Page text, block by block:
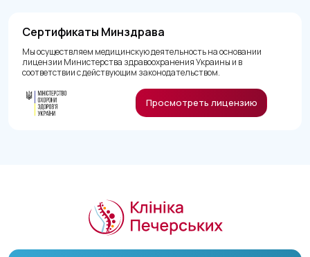
Сертификаты Минздрава
Мы осуществляем медицинскую деятельность на основании
лицензии Министерства здравоохранения Украины и в
соответствии с действующим законодательством.
Просмотреть лицензию